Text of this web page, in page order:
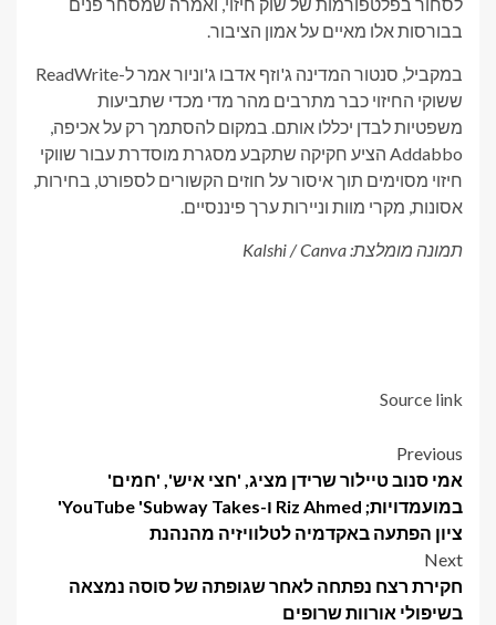
בבורסות אלו מאיים על אמון הציבור.
במקביל, סנטור המדינה ג'וזף אדבו ג'וניור אמר ל-ReadWrite
ששוקי החיזוי כבר מתרבים מהר מדי מכדי שתביעות
משפטיות לבדן יכללו אותם. במקום להסתמך רק על אכיפה,
Addabbo הציע חקיקה שתקבע מסגרת מוסדרת עבור שווקי
חיזוי מסוימים תוך איסור על חוזים הקשורים לספורט, בחירות,
אסונות, מקרי מוות וניירות ערך פיננסיים.
תמונה מומלצת: Kalshi / Canva
Source link
Post
navigation
Previous
אמי סנוב טיילור שרידן מציג, 'חצי איש', 'חמים'
במועמדויות; Riz Ahmed ו-YouTube 'Subway Takes'
ציון הפתעה באקדמיה לטלוויזיה מהנהנת
Next
חקירת רצח נפתחה לאחר שגופתה של סוסה נמצאה
בשיפולי אורוות שרופים